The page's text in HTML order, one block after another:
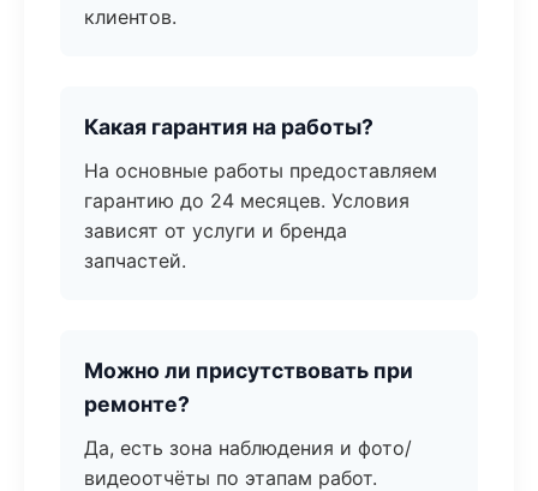
клиентов.
Какая гарантия на работы?
На основные работы предоставляем
гарантию до 24 месяцев. Условия
зависят от услуги и бренда
запчастей.
Можно ли присутствовать при
ремонте?
Да, есть зона наблюдения и фото/
видеоотчёты по этапам работ.